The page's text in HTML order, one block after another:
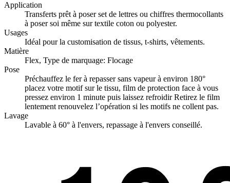
Application
Transferts prêt à poser set de lettres ou chiffres thermocollants
à poser soi même sur textile coton ou polyester.
Usages
Idéal pour la customisation de tissus, t-shirts, vêtements.
Matière
Flex, Type de marquage: Flocage
Pose
Préchauffez le fer à repasser sans vapeur à environ 180°
placez votre motif sur le tissu, film de protection face à vous
pressez environ 1 minute puis laissez refroidir Retirez le film
lentement renouvelez l’opération si les motifs ne collent pas.
Lavage
Lavable à 60° à l'envers, repassage à l'envers conseillé.